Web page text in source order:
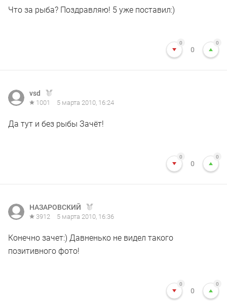
Что за рыба? Поздравляю! 5 уже поставил:)
0
0
0
vsd
1001 5 марта 2010, 16:24
Да тут и без рыбы Зачёт!
0
0
0
НАЗАРОВСКИЙ
3912 5 марта 2010, 16:36
Конечно зачет:) Давненько не видел такого
позитивного фото!
0
0
0